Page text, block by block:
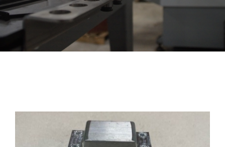
Contact
Midden lagersteun 4WD IHC
€225,00